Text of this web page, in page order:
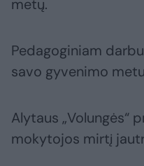
metų.
Pedagoginiam
savo gyvenimo
Alytaus „Volungės“
mokytojos mirtį